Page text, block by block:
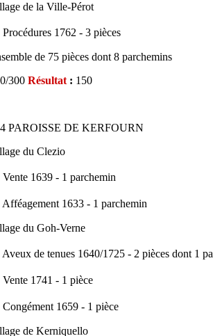
de la Ville-Pérot
1762 - 3 pièces
de 75 pièces dont 8 parchemins
300 Résultat : 150
PAROISSE DE KERFOURN
du Clezio
1639 - 1 parchemin
1633 - 1 parchemin
du Goh-Verne
de tenues 1640/1725 - 2 pièces dont 1
1741 - 1 pièce
1659 - 1 pièce
de Kerniquello